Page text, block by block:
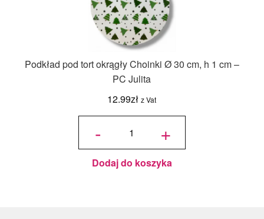
Podkład pod tort okrągły Choinki Ø 30 cm, h 1 cm –
PC Julita
12.99zł z Vat
-
ilość
okrągły
Choinki
Ø 30
cm, h 1
cm - PC
+
Dodaj do koszyka